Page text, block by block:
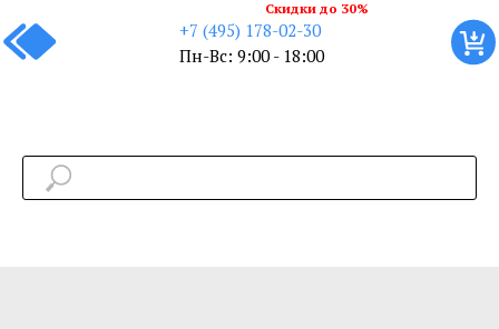
+7 (495) 178-02-30
Пн-Вс: 9:00 - 18:00
Скидки до 30%